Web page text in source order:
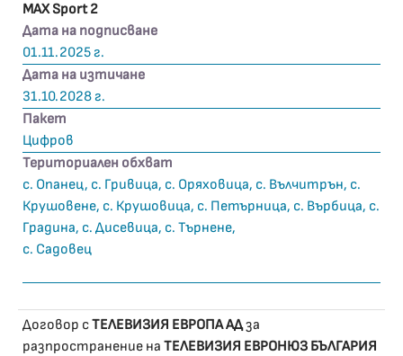
MAX Sport 2
Дата на подписване
01.11.2025 г.
Дата на изтичане
31.10.2028 г.
Пакет
Цифров
Териториален обхват
с. Опанец, с. Гривица, с. Оряховица, с. Вълчитрън, с.
Крушовене, с. Крушовица, с. Петърница, с. Върбица, с.
Градина, с. Дисевица, с. Търнене,
с. Садовец
Договор сТЕЛЕВИЗИЯ ЕВРОПА АДза
разпространение на ТЕЛЕВИЗИЯ ЕВРОНЮЗ БЪЛГАРИЯ